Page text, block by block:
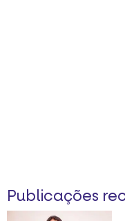
Publicações